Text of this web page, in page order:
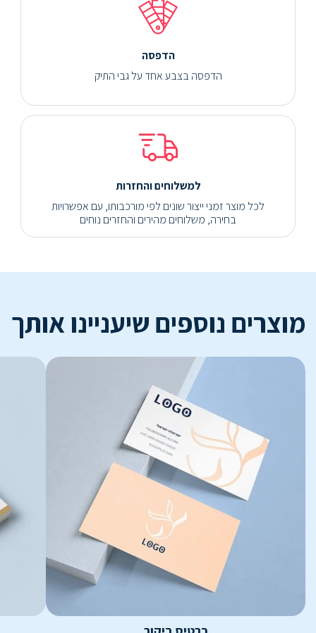
הדפסה
הדפסה בצבע אחד על גבי התיק
למשלוחים והחזרות
לכל מוצר זמני ייצור שונים לפי מורכבותו, עם אפשרויות
בחירה, משלוחים מהירים והחזרים נוחים
מוצרים נוספים שיעניינו אותך